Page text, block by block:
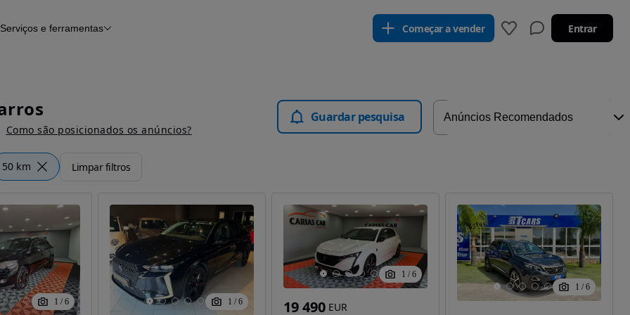
Serviços e ferramentas Começar a vender Entrar
Como são posicionados os anúncios?
Guardar pesquisa
50 km Limpar filtros
1 / 6 1 / 6
1 / 6
19 490 EUR
1 / 6